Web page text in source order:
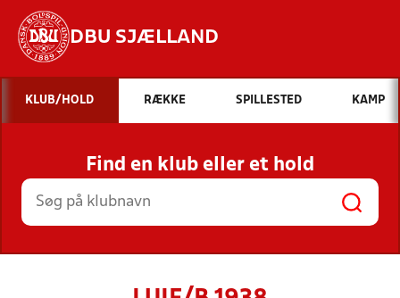
DBU SJÆLLAND
Hvad vil du søge efter?
INDHOLD OG NYHEDER
STILLINGER, RESULTATER, KLUBBER OG
HOLD
KLUB/HOLD RÆKKE SPILLESTED KAMP
Find en klub eller et hold